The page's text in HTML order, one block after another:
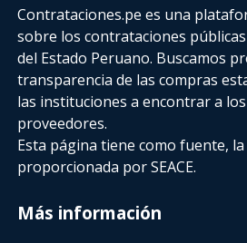
Contrataciones.pe es una
sobre los contrataciones
del Estado Peruano. Buscamos
transparencia de las compras
las instituciones a encontrar a
proveedores.
Esta página tiene como fuente,
proporcionada por SEACE.
Más información